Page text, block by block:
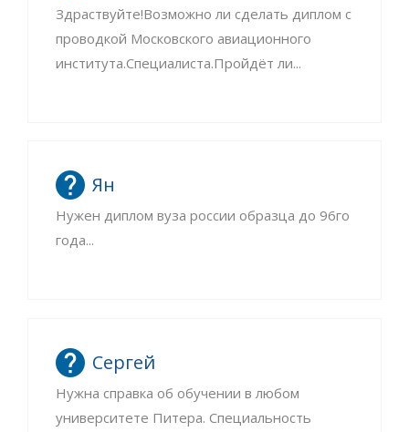
Здраствуйте!Возможно ли сделать диплом с
проводкой Московского авиационного
института.Специалиста.Пройдёт ли...
Ян
Нужен диплом вуза россии образца до 96го
года...
Сергей
Нужна справка об обучении в любом
университете Питера. Специальность